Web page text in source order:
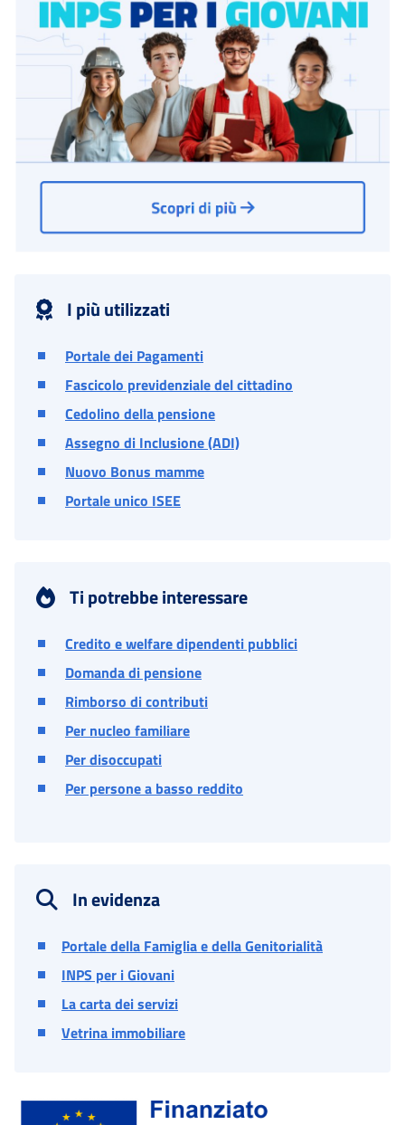
I più utilizzati
Portale dei Pagamenti
Fascicolo previdenziale del cittadino
Cedolino della pensione
Assegno di Inclusione (ADI)
Nuovo Bonus mamme
Portale unico ISEE
Ti potrebbe interessare
Credito e welfare dipendenti pubblici
Domanda di pensione
Rimborso di contributi
Per nucleo familiare
Per disoccupati
Per persone a basso reddito
In evidenza
Portale della Famiglia e della Genitorialità
INPS per i Giovani
La carta dei servizi
Vetrina immobiliare